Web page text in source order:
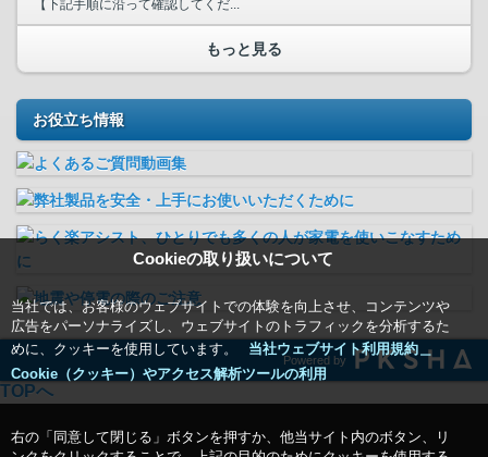
Cookieの取り扱いについて
当社では、お客様のウェブサイトでの体験を向上させ、コンテンツや
広告をパーソナライズし、ウェブサイトのトラフィックを分析するた
めに、クッキーを使用しています。
当社ウェブサイト利用規約＿
Cookie（クッキー）やアクセス解析ツールの利用
右の「同意して閉じる」ボタンを押すか、他当サイト内のボタン、リ
【下記手順に沿って確認してくだ...
もっと見る
お役立ち情報
Powered by
TOPへ